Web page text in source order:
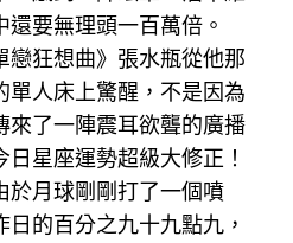
要無理頭一百萬倍。
戀狂想曲》張水瓶從他那
單人床上驚醒，不是因為
來了一陣震耳欲聾的廣播
星座運勢超級大修正！
於月球剛剛打了一個噴
的百分之九十九點九，